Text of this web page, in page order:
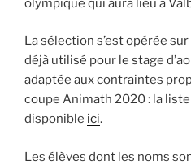
La sélection s’est opérée
déjà utilisé pour le stage
adaptée aux contraintes
coupe Animath 2020 : la
disponible ici.
Les élèves dont les noms